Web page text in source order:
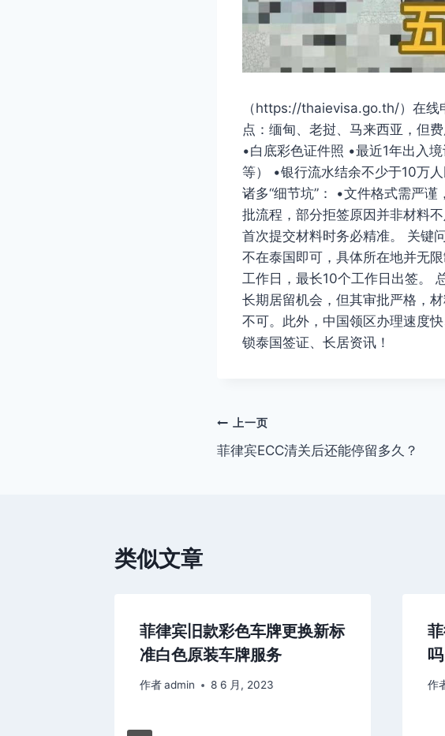
（https://thaievisa.go.th/）在线
点：缅甸、老挝、马来西亚，但
•白底彩色证件照 •最近1年出入
等） •银行流水结余不少于10万
诸多“细节坑”： •文件格式需严谨
批流程，部分拒签原因并非材料
首次提交材料时务必精准。 关键
不在泰国即可，具体所在地并无
工作日，最长10个工作日出签。
长期居留机会，但其审批严格，
不可。此外，中国领区办理速度
锁泰国签证、长居资讯！
文
章
上一页
菲律宾ECC清关后还能停留多久？
类似文章
菲律宾旧款彩色车牌更换新标
准白色原装车牌服务
作者admin 8 6 月, 2023 作